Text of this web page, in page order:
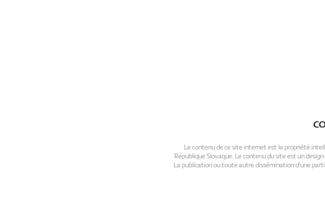
Le contenu de ce site internet est la propriété
République Slovaque. Le contenu du site est un
La publication ou toute autre dissémination d'une